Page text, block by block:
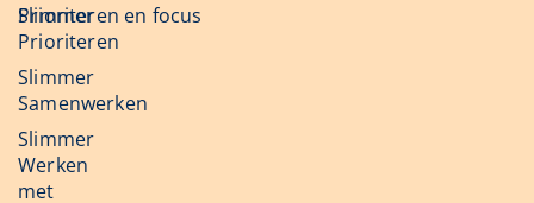
Slimmer
Prioriteren
Slimmer
Samenwerken
Slimmer
Werken
met
Prioriteren en focus